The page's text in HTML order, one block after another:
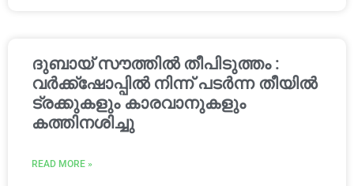
ദുബായ് സൗത്തിൽ തീപിടുത്തം :
വർക്ക്‌ഷോപ്പിൽ നിന്ന് പടർന്ന തീയിൽ
ട്രക്കുകളും കാരവാനുകളും
കത്തിനശിച്ചു
READ MORE »